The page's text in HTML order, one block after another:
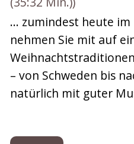
… zumindest heute
nehmen Sie mit auf
– von Schweden bis
natürlich mit guter